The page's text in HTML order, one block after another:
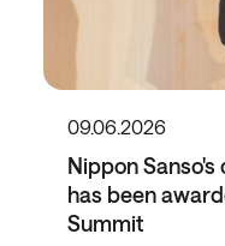
09.06.2026
Nippon
has been
Summit